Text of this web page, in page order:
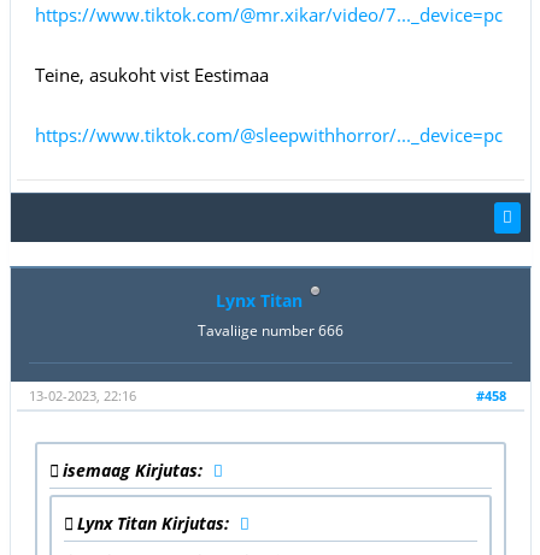
https://www.tiktok.com/@mr.xikar/video/7..._device=pc
Teine, asukoht vist Eestimaa
https://www.tiktok.com/@sleepwithhorror/..._device=pc
Lynx Titan
Tavaliige number 666
#458
13-02-2023, 22:16
isemaag Kirjutas:
Lynx Titan Kirjutas: